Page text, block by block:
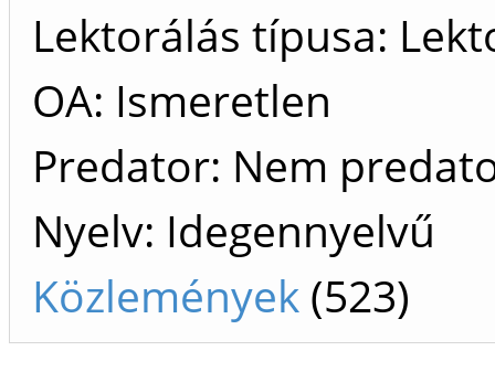
Lektorálás típusa:
OA: Ismeretlen
Predator: Nem
Nyelv: Idegennyelvű
Közlemények (523)